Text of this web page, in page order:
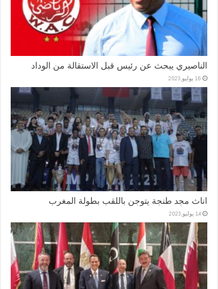
الناصيري يبحث عن رئيس قبل الاستقالة من الوداد
16 يوليو,2023
اناث مجد طنجة يتوجن باللقب بطولة المغرب
14 يوليو,2023